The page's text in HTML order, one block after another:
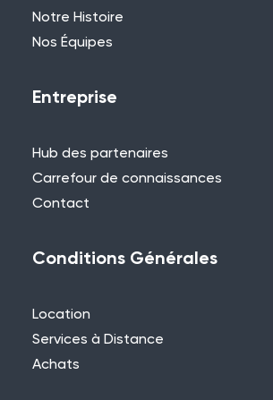
Notre Histoire
Nos Équipes
Entreprise
Hub des partenaires
Carrefour de connaissances
Contact
Conditions Générales
Location
Services à Distance
Achats